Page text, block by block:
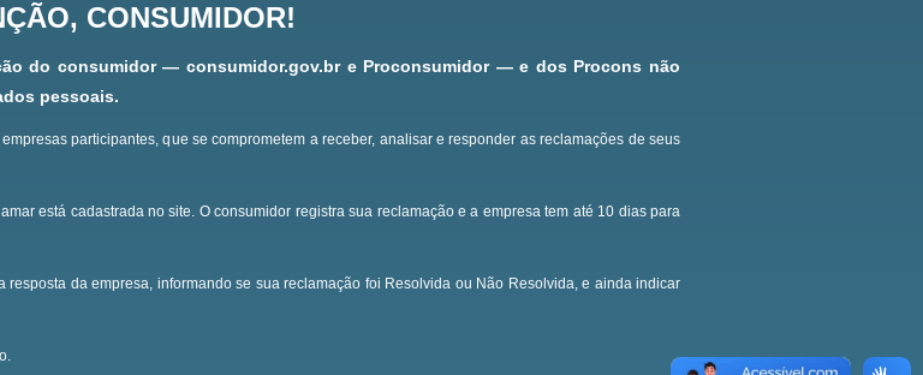
CONSUMIDOR!
do consumidor — consumidor.gov.br e Proconsumidor — e dos Procons não
pessoais.
participantes, que se comprometem a receber, analisar e responder as reclamações de seus
está cadastrada no site. O consumidor registra sua reclamação e a empresa tem até 10 dias para
da empresa, informando se sua reclamação foi Resolvida ou Não Resolvida, e ainda indicar